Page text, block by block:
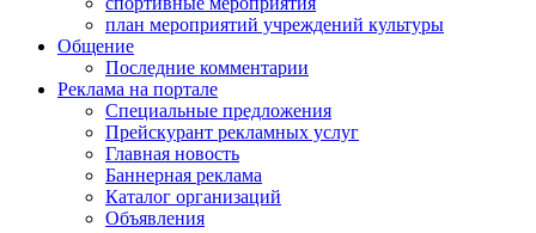
план мероприятий учреждений культуры
Общение
Последние комментарии
Реклама на портале
Специальные предложения
Прейскурант рекламных услуг
Главная новость
Баннерная реклама
Каталог организаций
Объявления